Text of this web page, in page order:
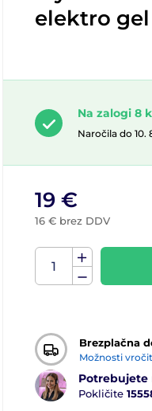
elektro
Na zalogi 8
Naročila do 10.
19 €
16 € brez DDV
Brezplačna
Možnosti
Potrebujete
Pokličite